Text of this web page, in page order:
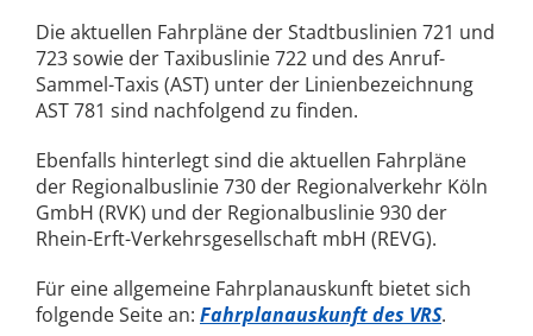
Die aktuellen Fahrpläne der Stadtbuslinien 721 und
723 sowie der Taxibuslinie 722 und des Anruf-
Sammel-Taxis (AST) unter der Linienbezeichnung
AST 781 sind nachfolgend zu finden.
Ebenfalls hinterlegt sind die aktuellen Fahrpläne
der Regionalbuslinie 730 der Regionalverkehr Köln
GmbH (RVK) und der Regionalbuslinie 930 der
Rhein-Erft-Verkehrsgesellschaft mbH (REVG).
Für eine allgemeine Fahrplanauskunft bietet sich
folgende Seite an: Fahrplanauskunft des VRS.